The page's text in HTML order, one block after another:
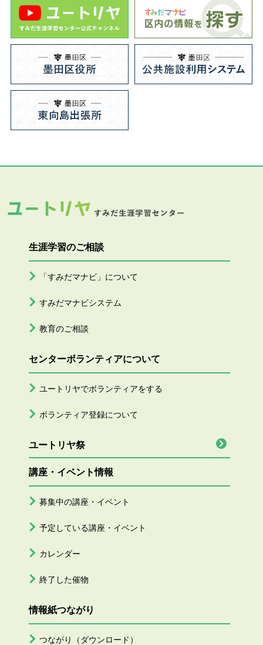
生涯学習のご相談
「すみだマナビ」について
すみだマナビシステム
教育のご相談
センターボランティアについて
ユートリヤでボランティアをする
ボランティア登録について
ユートリヤ祭
講座・イベント情報
募集中の講座・イベント
予定している講座・イベント
カレンダー
終了した催物
情報紙つながり
つながり（ダウンロード）